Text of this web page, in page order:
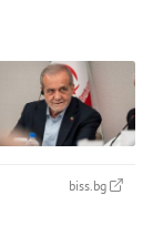
biss.bg